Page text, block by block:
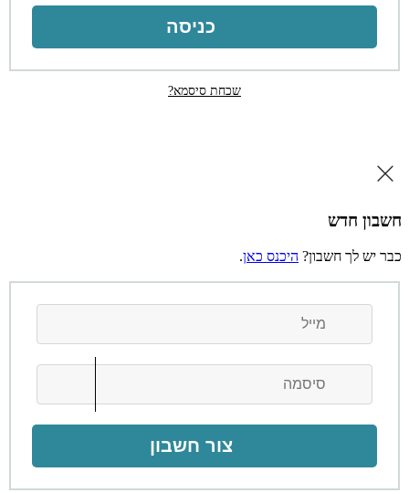
כניסה
שכחת סיסמא?
חדש
יש לך חשבון?היכנס כאן.
צור חשבון